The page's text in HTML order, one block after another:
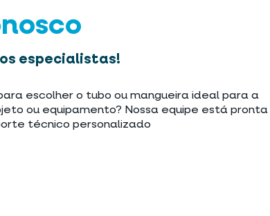
especialistas!
escolher o tubo ou mangueira ideal para a
ou equipamento? Nossa equipe está pronta
técnico personalizado